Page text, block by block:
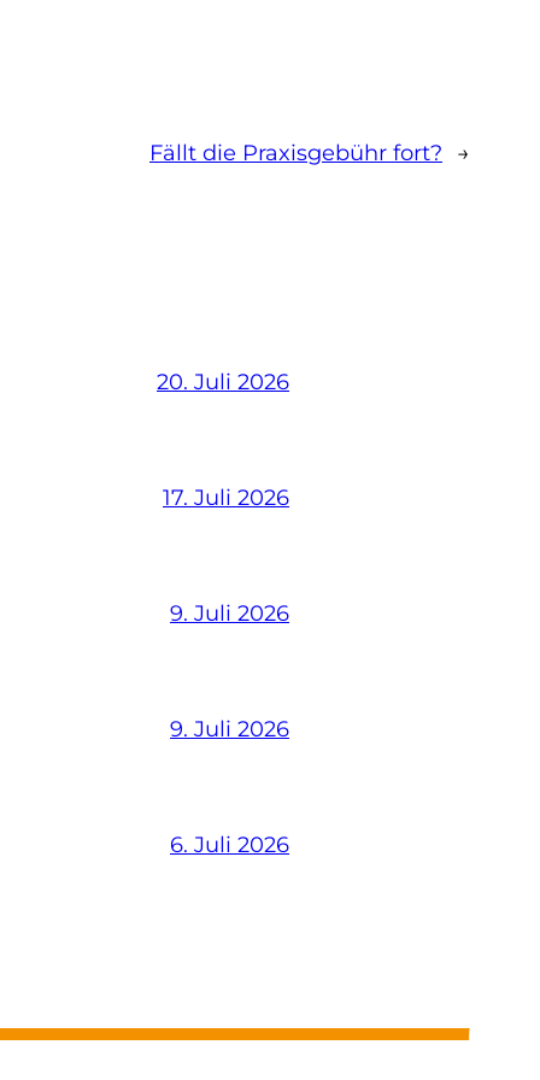
Fällt die Praxisgebühr fort? →
20. Juli 2026
17. Juli 2026
9. Juli 2026
9. Juli 2026
6. Juli 2026